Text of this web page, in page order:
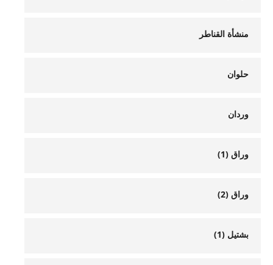
منشأة القناطر
حلوان
وردان
وراق (1)
وراق (2)
بشتيل (1)